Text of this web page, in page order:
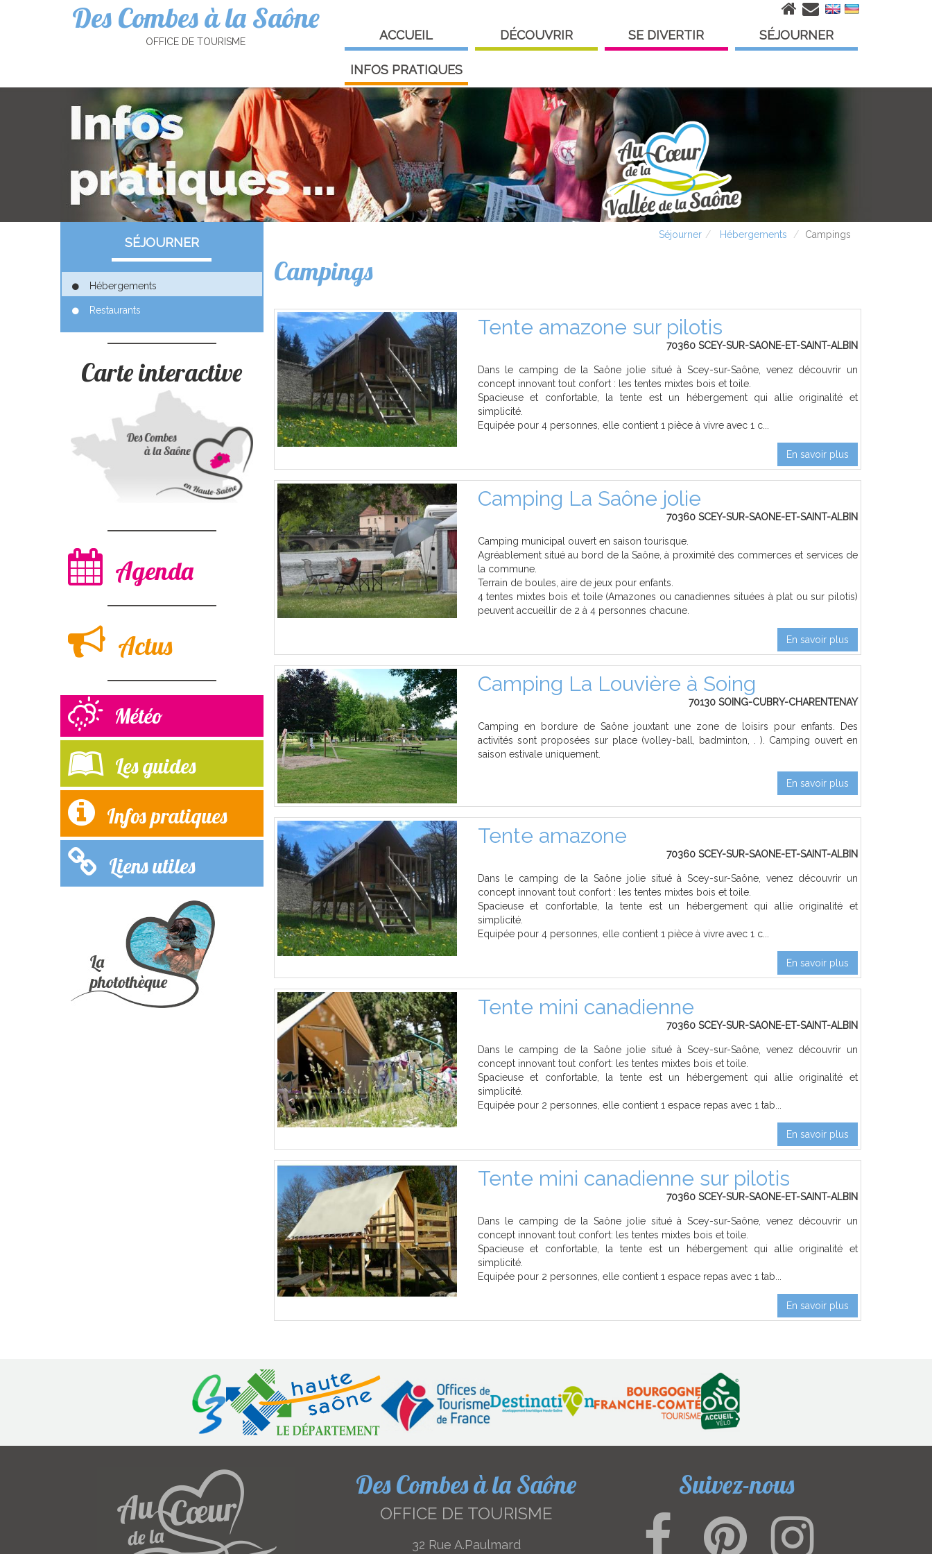
Des Combes à la Saône
OFFICE DE TOURISME ACCUEIL DÉCOUVRIR SE DIVERTIR SÉJOURNER
INFOS PRATIQUES
Séjourner Hébergements Campings
Campings
Tente amazone sur pilotis
70360 SCEY-SUR-SAONE-ET-SAINT-ALBIN
Dans le camping de la Saône jolie situé à Scey-sur-Saône, venez découvrir un
concept innovant tout confort : les tentes mixtes bois et toile.
Spacieuse et confortable, la tente est un hébergement qui allie originalité et
simplicité.
Equipée pour 4 personnes, elle contient 1 pièce à vivre avec 1 c...
En savoir plus
Camping La Saône jolie
70360 SCEY-SUR-SAONE-ET-SAINT-ALBIN
Camping municipal ouvert en saison tourisque.
Agréablement situé au bord de la Saône, à proximité des commerces et services de
la commune.
Terrain de boules, aire de jeux pour enfants.
4 tentes mixtes bois et toile (Amazones ou canadiennes situées à plat ou sur pilotis)
peuvent accueillir de 2 à 4 personnes chacune.
En savoir plus
Camping La Louvière à Soing
70130 SOING-CUBRY-CHARENTENAY
Camping en bordure de Saône jouxtant une zone de loisirs pour enfants. Des
activités sont proposées sur place (volley-ball, badminton, . ). Camping ouvert en
saison estivale uniquement.
En savoir plus
Tente amazone
70360 SCEY-SUR-SAONE-ET-SAINT-ALBIN
Dans le camping de la Saône jolie situé à Scey-sur-Saône, venez découvrir un
concept innovant tout confort : les tentes mixtes bois et toile.
Spacieuse et confortable, la tente est un hébergement qui allie originalité et
simplicité.
Equipée pour 4 personnes, elle contient 1 pièce à vivre avec 1 c...
En savoir plus
Tente mini canadienne
70360 SCEY-SUR-SAONE-ET-SAINT-ALBIN
Dans le camping de la Saône jolie situé à Scey-sur-Saône, venez découvrir un
concept innovant tout confort: les tentes mixtes bois et toile.
Spacieuse et confortable, la tente est un hébergement qui allie originalité et
simplicité.
Equipée pour 2 personnes, elle contient 1 espace repas avec 1 tab...
En savoir plus
Tente mini canadienne sur pilotis
70360 SCEY-SUR-SAONE-ET-SAINT-ALBIN
Dans le camping de la Saône jolie situé à Scey-sur-Saône, venez découvrir un
concept innovant tout confort: les tentes mixtes bois et toile.
Spacieuse et confortable, la tente est un hébergement qui allie originalité et
simplicité.
Equipée pour 2 personnes, elle contient 1 espace repas avec 1 tab...
En savoir plus
SÉJOURNER
Hébergements
Restaurants
Carte interactive
Agenda
Actus
Météo
Les guides
Infos pratiques
Liens utiles
Des Combes à la Saône
OFFICE DE TOURISME
32 Rue A.Paulmard
Suivez-nous
Cookies management panel